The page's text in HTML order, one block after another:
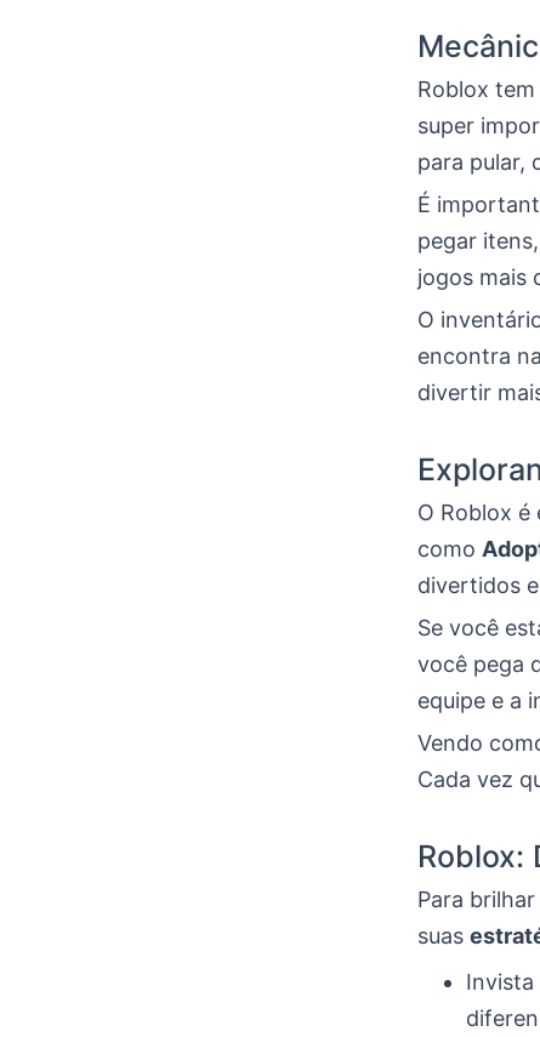
Roblox
super
para pular,
É
pegar
jogos mais
O
encontra
divertir
O Roblox
como
divertidos
Se você
você pega
equipe e a
Vendo
Cada vez
Roblox:
Para
suas